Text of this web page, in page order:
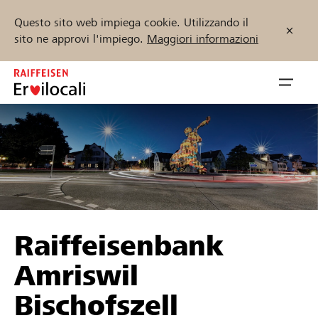
Questo sito web impiega cookie. Utilizzando il
sito ne approvi l'impiego. Maggiori informazioni
Zum
Inhalt
springen
öffnen
Sostenere
Aiuto & supporto
Trova progetti e organizzazioni
Inizia ora
Raiffeisenbank
Amriswil
Bischofszell